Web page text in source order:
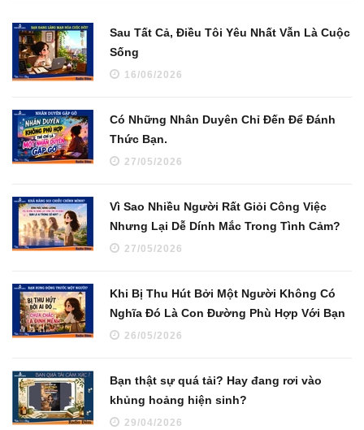
Sau Tất Cả, Điều Tôi Yêu Nhất Vẫn Là Cuộc
Sống
16/06/2026
Có Những Nhân Duyên Chỉ Đến Để Đánh
Thức Bạn.
27/05/2026
Vì Sao Nhiều Người Rất Giỏi Công Việc
Nhưng Lại Dễ Dính Mắc Trong Tình Cảm?
27/05/2026
Khi Bị Thu Hút Bởi Một Người Không Có
Nghĩa Đó Là Con Đường Phù Hợp Với Bạn
26/05/2026
Bạn thật sự quá tải? Hay đang rơi vào
khủng hoảng hiện sinh?
29/04/2026